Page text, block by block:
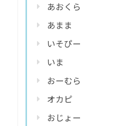
あおくら
あまま
いそぴー
いま
おーむら
オカピ
おじょー